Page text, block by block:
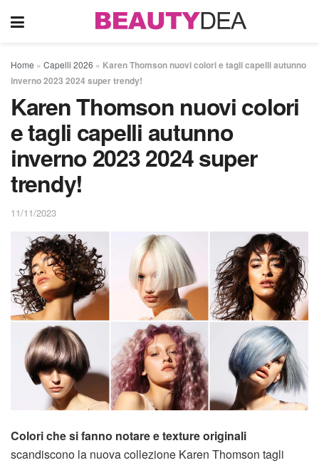
Home » Capelli 2026 » Karen Thomson nuovi colori e tagli capelli autunno
inverno 2023 2024 super trendy!
Karen Thomson nuovi colori
e tagli capelli autunno
inverno 2023 2024 super
trendy!
11/11/2023
Colori che si fanno notare e texture originali
scandiscono la nuova collezione Karen Thomson tagli